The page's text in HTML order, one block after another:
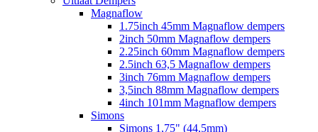
Magnaflow
1.75inch 45mm Magnaflow dempers
2inch 50mm Magnaflow dempers
2.25inch 60mm Magnaflow dempers
2.5inch 63,5 Magnaflow dempers
3inch 76mm Magnaflow dempers
3,5inch 88mm Magnaflow dempers
4inch 101mm Magnaflow dempers
Simons
Simons 1,75" (44,5mm)